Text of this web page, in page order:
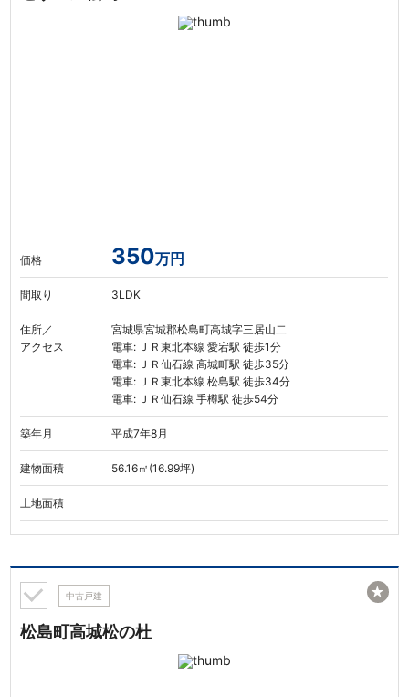
価格 350万円
間取り 3LDK
住所／
アクセス
宮城県宮城郡松島町高城字三居山二
電車: ＪＲ東北本線 愛宕駅 徒歩1分
電車: ＪＲ仙石線 高城町駅 徒歩35分
電車: ＪＲ東北本線 松島駅 徒歩34分
電車: ＪＲ仙石線 手樽駅 徒歩54分
築年月 平成7年8月
建物面積 56.16㎡(16.99坪)
土地面積
中古戸建
松島町高城松の杜
★